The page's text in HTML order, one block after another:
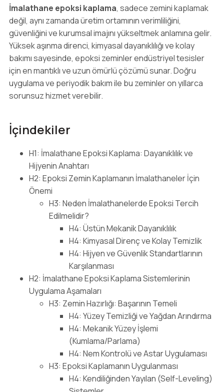
İmalathane epoksi kaplama, sadece zemini kaplamak
değil, aynı zamanda üretim ortamının verimliliğini,
güvenliğini ve kurumsal imajını yükseltmek anlamına gelir.
Yüksek aşınma direnci, kimyasal dayanıklılığı ve kolay
bakımı sayesinde, epoksi zeminler endüstriyel tesisler
için en mantıklı ve uzun ömürlü çözümü sunar. Doğru
uygulama ve periyodik bakım ile bu zeminler on yıllarca
sorunsuz hizmet verebilir.
İçindekiler
H1: İmalathane Epoksi Kaplama: Dayanıklılık ve
Hijyenin Anahtarı
H2: Epoksi Zemin Kaplamanın İmalathaneler İçin
Önemi
H3: Neden İmalathanelerde Epoksi Tercih
Edilmelidir?
H4: Üstün Mekanik Dayanıklılık
H4: Kimyasal Direnç ve Kolay Temizlik
H4: Hijyen ve Güvenlik Standartlarının
Karşılanması
H2: İmalathane Epoksi Kaplama Sistemlerinin
Uygulama Aşamaları
H3: Zemin Hazırlığı: Başarının Temeli
H4: Yüzey Temizliği ve Yağdan Arındırma
H4: Mekanik Yüzey İşlemi
(Kumlama/Parlama)
H4: Nem Kontrolü ve Astar Uygulaması
H3: Epoksi Kaplamanın Uygulanması
H4: Kendiliğinden Yayılan (Self-Leveling)